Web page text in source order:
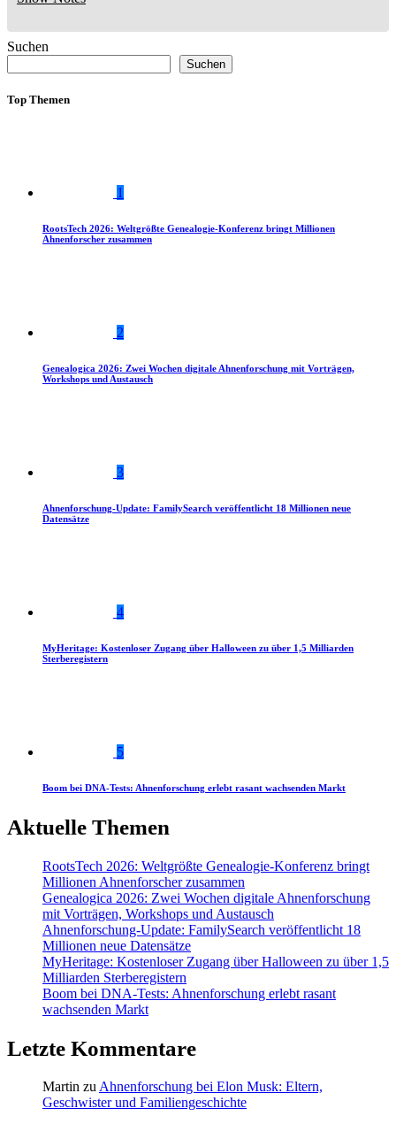
Suchen
Suchen
Top Themen
1
RootsTech 2026: Weltgrößte Genealogie-Konferenz bringt Millionen
Ahnenforscher zusammen
2
Genealogica 2026: Zwei Wochen digitale Ahnenforschung mit Vorträgen,
Workshops und Austausch
3
Ahnenforschung-Update: FamilySearch veröffentlicht 18 Millionen neue
Datensätze
4
MyHeritage: Kostenloser Zugang über Halloween zu über 1,5 Milliarden
Sterberegistern
5
Boom bei DNA-Tests: Ahnenforschung erlebt rasant wachsenden Markt
Aktuelle Themen
RootsTech 2026: Weltgrößte Genealogie-Konferenz bringt
Millionen Ahnenforscher zusammen
Genealogica 2026: Zwei Wochen digitale Ahnenforschung
mit Vorträgen, Workshops und Austausch
Ahnenforschung-Update: FamilySearch veröffentlicht 18
Millionen neue Datensätze
MyHeritage: Kostenloser Zugang über Halloween zu über 1,5
Milliarden Sterberegistern
Boom bei DNA-Tests: Ahnenforschung erlebt rasant
wachsenden Markt
Letzte Kommentare
Martin zu Ahnenforschung bei Elon Musk: Eltern,
Geschwister und Familiengeschichte